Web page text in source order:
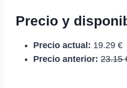
Precio y
Precio actual: 19.29 €
Precio anterior: 23.15